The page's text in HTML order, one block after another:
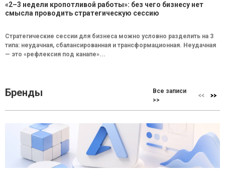
«2–3 недели кропотливой работы»: без чего бизнесу нет
смысла проводить стратегическую сессию
Стратегические сессии для бизнеса можно условно разделить на 3
типа: неудачная, сбалансированная и трансформационная. Неудачная
— это «рефлексия под канапе»...
Бренды
Все записи
>>